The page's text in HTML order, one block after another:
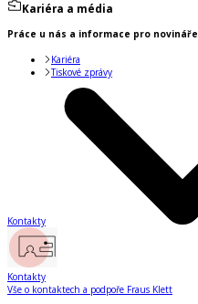
Kariéra a média
Práce u nás a informace pro novináře
Kariéra
Tiskové zprávy
Kontakty
Kontakty
Vše o kontaktech a podpoře Fraus Klett